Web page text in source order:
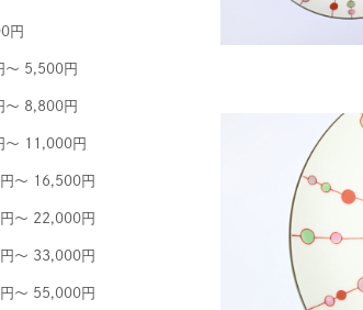
円
～ 5,500円
～ 8,800円
～ 11,000円
～ 16,500円
～ 22,000円
～ 33,000円
～ 55,000円